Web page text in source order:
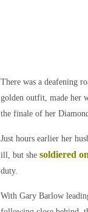
There was a deafening
golden outfit, made her
the finale of her
Just hours earlier her
ill, but she soldiered on
duty.
With Gary Barlow